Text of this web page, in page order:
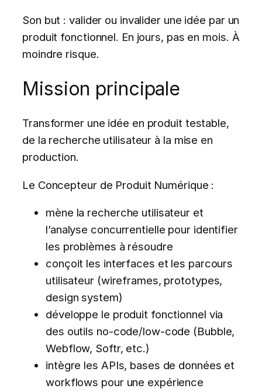
Son but : valider ou invalider une idée par un
produit fonctionnel. En jours, pas en mois. À
moindre risque.
Mission principale
Transformer une idée en produit testable,
de la recherche utilisateur à la mise en
production.
Le Concepteur de Produit Numérique :
mène la recherche utilisateur et
l’analyse concurrentielle pour identifier
les problèmes à résoudre
conçoit les interfaces et les parcours
utilisateur (wireframes, prototypes,
design system)
développe le produit fonctionnel via
des outils no-code/low-code (Bubble,
Webflow, Softr, etc.)
intègre les APIs, bases de données et
workflows pour une expérience